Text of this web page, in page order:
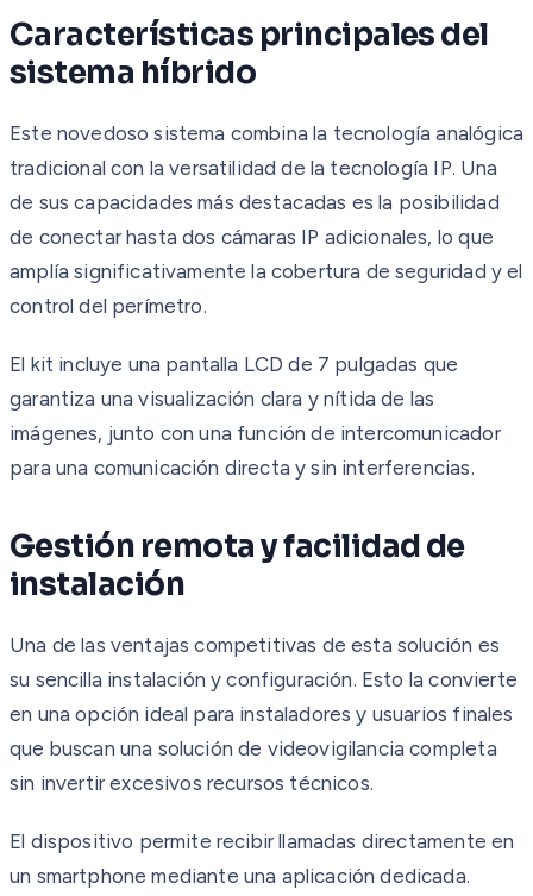
Características principales del
sistema híbrido
Este novedoso sistema combina la tecnología analógica
tradicional con la versatilidad de la tecnología IP. Una
de sus capacidades más destacadas es la posibilidad
de conectar hasta dos cámaras IP adicionales, lo que
amplía significativamente la cobertura de seguridad y el
control del perímetro.
El kit incluye una pantalla LCD de 7 pulgadas que
garantiza una visualización clara y nítida de las
imágenes, junto con una función de intercomunicador
para una comunicación directa y sin interferencias.
Gestión remota y facilidad de
instalación
Una de las ventajas competitivas de esta solución es
su sencilla instalación y configuración. Esto la convierte
en una opción ideal para instaladores y usuarios finales
que buscan una solución de videovigilancia completa
sin invertir excesivos recursos técnicos.
El dispositivo permite recibir llamadas directamente en
un smartphone mediante una aplicación dedicada.